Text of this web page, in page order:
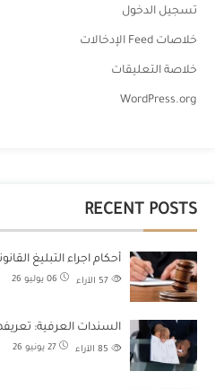
تسجيل الدخول
خلاصات Feed الإدخالات
خلاصة التعليقات
WordPress.org
RECENT POSTS
أحكام اجراء التبليغ
06 يوليو 26 الآراء
السندات العرفية:
27 يونيو 26 الآراء